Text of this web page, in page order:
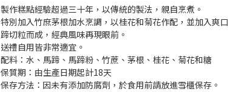
製作糕點經驗超過三十年，以傳統的製法，親自烹煮。
特別加入竹庶茅根加水烹調，以桂花和菊花作配，並加入爽
蹄切粒而成，經典風味再現眼前。
送禮自用皆非常適宜。
配料：水、馬蹄、馬蹄粉、竹蔗、茅根、桂花、菊花和糖
保質期：由生產日期起計18天
保存方法：因未有添加防腐劑，於食用前請放進雪櫃保存。